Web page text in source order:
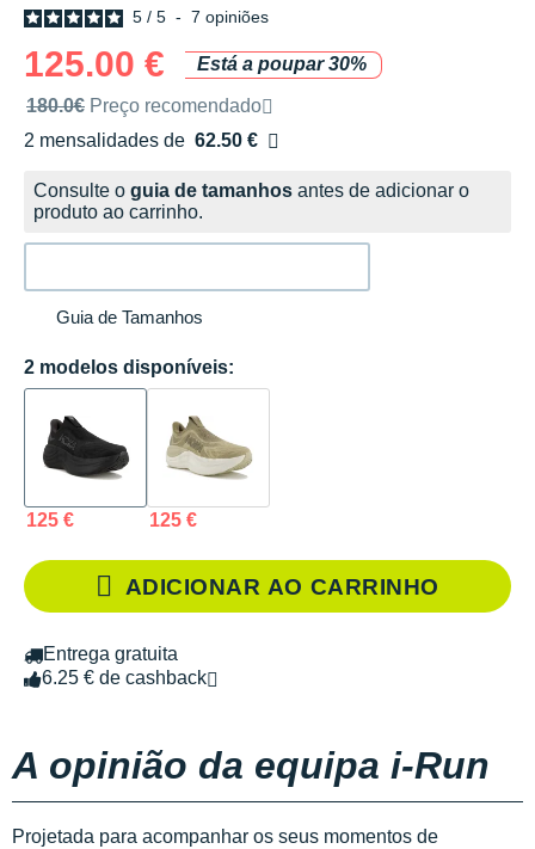
5 / 5 - 7 opiniões
125.00 €
Está a poupar 30%
Preço de venda recomendado pela marca
180.0€ Preço recomendado
2 mensalidades de 62.50 €
sem custos
Consulte o guia de tamanhos antes de adicionar o
produto ao carrinho.
Guia de Tamanhos
2 modelos disponíveis:
125 € 125 €
ADICIONAR AO CARRINHO
Entrega gratuita
6.25 € de cashback
A opinião da equipa i-Run
Projetada para acompanhar os seus momentos de